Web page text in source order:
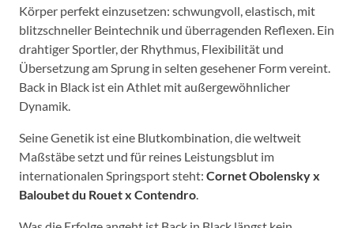
Körper perfekt einzusetzen: schwungvoll, elastisch, mit
blitzschneller Beintechnik und überragenden Reflexen. Ein
drahtiger Sportler, der Rhythmus, Flexibilität und
Übersetzung am Sprung in selten gesehener Form vereint.
Back in Black ist ein Athlet mit außergewöhnlicher
Dynamik.
Seine Genetik ist eine Blutkombination, die weltweit
Maßstäbe setzt und für reines Leistungsblut im
internationalen Springsport steht: Cornet Obolensky x
Baloubet du Rouet x Contendro.